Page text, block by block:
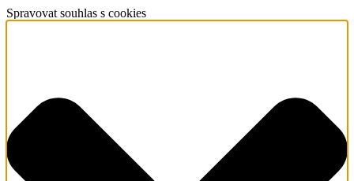
Spravovat souhlas s cookies